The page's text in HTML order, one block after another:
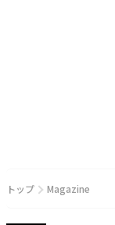
トップ Magazine